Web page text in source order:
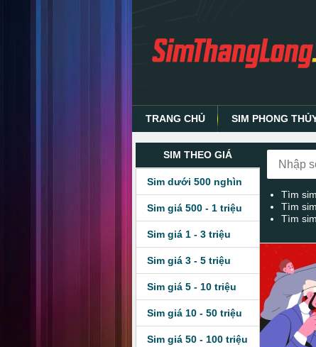
TRANG CHỦ SIM PHONG
SIM THEO GIÁ
Sim dưới 500 nghìn
Sim giá 500 - 1 triệu
Sim giá 1 - 3 triệu
Sim giá 3 - 5 triệu
Sim giá 5 - 10 triệu
Sim giá 10 - 50 triệu
Sim giá 50 - 100 triệu
Tìm
Tìm
Tìm